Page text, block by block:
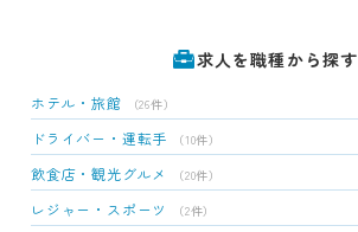
求人を職種から探す
ホテル・旅館 （26件）
ドライバー・運転手 （10件）
飲食店・観光グルメ （20件）
レジャー・スポーツ （2件）